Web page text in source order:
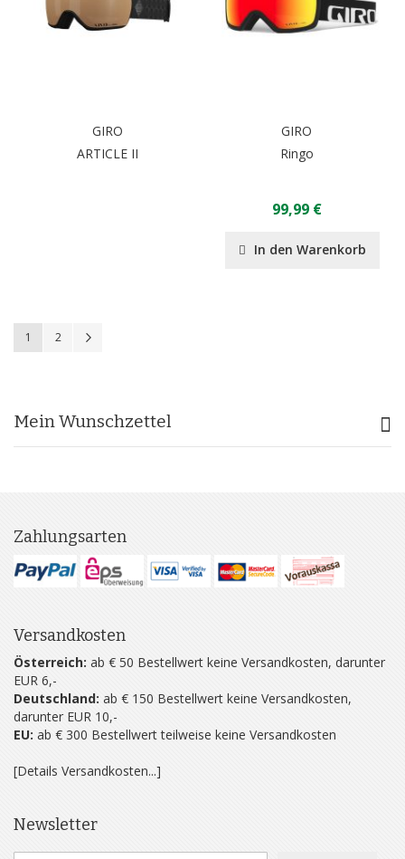
GIRO
ARTICLE II
GIRO
Ringo
99,99 €
In den Warenkorb
Sie lesen gerade Seite
1 Seite
2
Mein Wunschzettel
Zahlungsarten
Versandkosten
Österreich: ab € 50 Bestellwert keine Versandkosten, darunter
EUR 6,-
Deutschland: ab € 150 Bestellwert keine Versandkosten,
darunter EUR 10,-
EU: ab € 300 Bestellwert teilweise keine Versandkosten
[Details Versandkosten...]
Newsletter